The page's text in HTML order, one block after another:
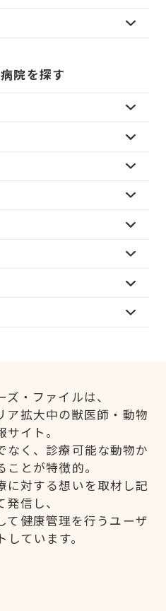
院を探す
・ファイルは、
ア拡大中の獣医師・動物
イト。
なく、診療可能な動物か
とが特徴的。
に対する想いを取材し記
発信し、
て健康管理を行うユーザ
ています。